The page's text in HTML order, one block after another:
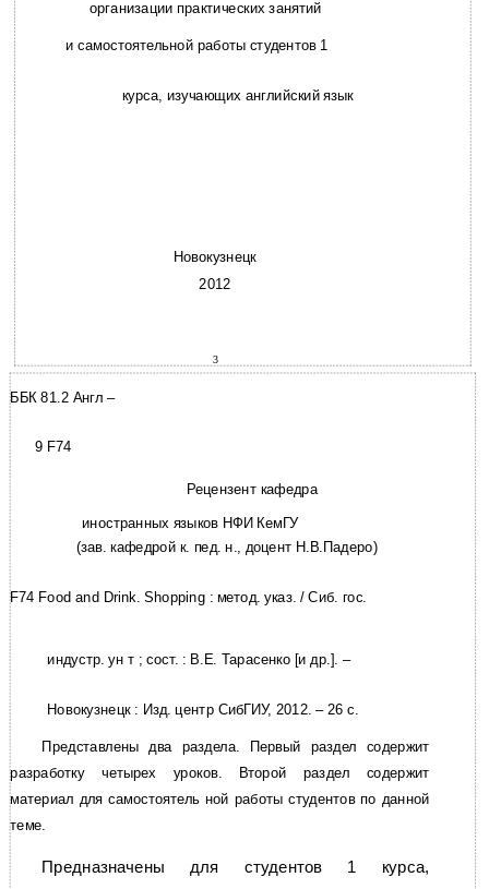
организации практических занятий
и самостоятельной работы студентов 1
курса, изучающих английский язык
Новокузнецк
2012
3
ББК 81.2 Англ –
9 F74
Рецензент кафедра
иностранных языков НФИ КемГУ
(зав. кафедрой к. пед. н., доцент Н.В.Падеро)
F74 Food and Drink. Shopping : метод. указ. / Сиб. гос.
индустр. ун т ; сост. : В.Е. Тарасенко [и др.]. –
Новокузнецк : Изд. центр СибГИУ, 2012. – 26 с.
Представлены два раздела. Первый раздел содержит
разработку четырех уроков. Второй раздел содержит
материал для самостоятель ной работы студентов по данной
теме.
Предназначены для студентов 1 курса,